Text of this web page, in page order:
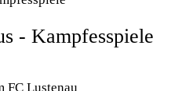
- Kampfesspiele